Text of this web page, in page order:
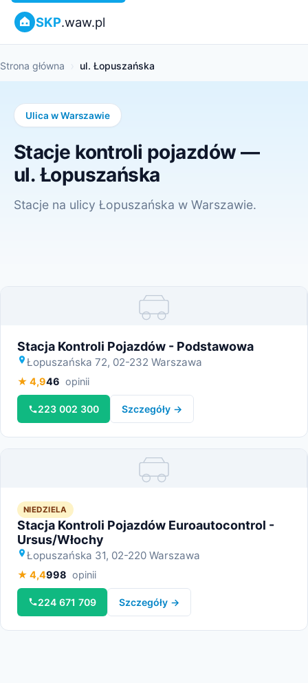
SKP.waw.pl
Strona główna ul. Łopuszańska
Ulica w Warszawie
Stacje kontroli pojazdów —
ul. Łopuszańska
Stacje na ulicy Łopuszańska w Warszawie.
Miniatura
Stacja Kontroli Pojazdów - Podstawowa
Łopuszańska 72, 02-232 Warszawa
★ 4,946 opinii
223 002 300 Szczegóły →
Miniatura
NIEDZIELA
Stacja Kontroli Pojazdów Euroautocontrol -
Ursus/Włochy
Łopuszańska 31, 02-220 Warszawa
★ 4,4998 opinii
224 671 709 Szczegóły →